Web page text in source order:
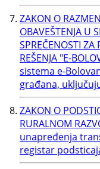
ZAKON O
OBAVEŠTENJA U
SPREČENOSTI ZA
REŠENJA "E-
sistema e-
građana,
ZAKON O
RURALNOM
unapređenja
registar